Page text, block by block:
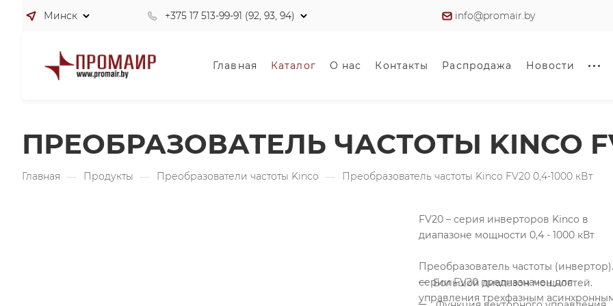
Минск +375 17 513-99-91 (92, 93, 94) info@promair.by
Главная Каталог О нас Контакты Распродажа Новости
ПРЕОБРАЗОВАТЕЛЬ ЧАСТОТЫ KINCO
Главная — Продукты — Преобразователи частоты Kinco — Преобразователь частоты Kinco FV20 0,4-1000 кВт
FV20 – серия инверторов Kinco в
диапазоне мощности 0,4 - 1000 кВт
Преобразователь частоты (инвертор)
серии FV20 предназначен для
управления трехфазным
Большой диапазон мощностей.